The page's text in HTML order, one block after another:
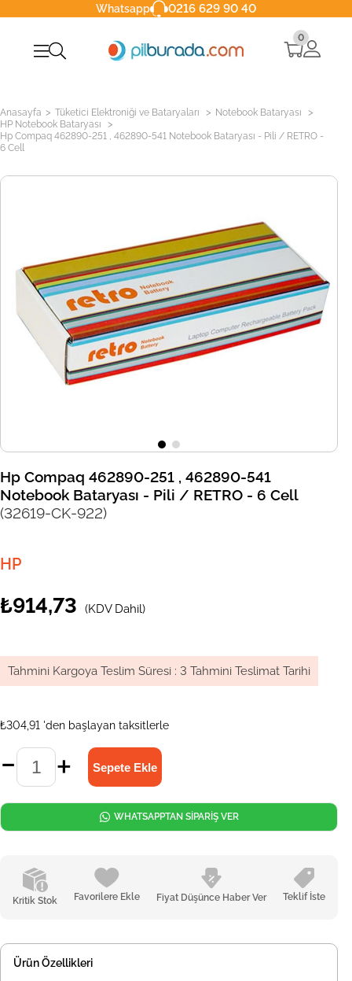
Whatsapp 0216 629 90 40
0
Anasayfa > Tüketici Elektroniği ve Bataryaları > Notebook Bataryası >
HP Notebook Bataryası >
Hp Compaq 462890-251 , 462890-541 Notebook Bataryası - Pili / RETRO -
6 Cell
Hp Compaq 462890-251 , 462890-541
Notebook Bataryası - Pili / RETRO - 6 Cell
(32619-CK-922)
HP
₺914,73 (KDV Dahil)
Tahmini Kargoya Teslim Süresi : 3 Tahmini Teslimat Tarihi
₺304,91 'den başlayan taksitlerle
Kritik Stok Favorilere Ekle Fiyat Düşünce Haber Ver Teklif İste
WHATSAPPTAN SİPARİŞ VER
Ürün Özellikleri